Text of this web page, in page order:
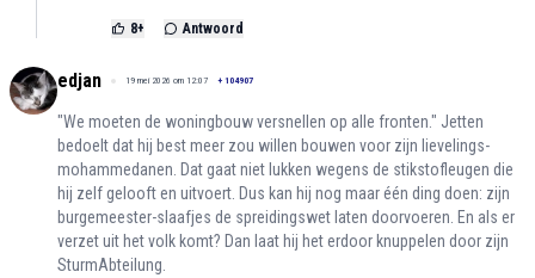
8+ Antwoord
edjan 19 mei 2026 om 12:07 + 104907
"We moeten de woningbouw versnellen op alle fronten." Jetten
bedoelt dat hij best meer zou willen bouwen voor zijn lievelings-
mohammedanen. Dat gaat niet lukken wegens de stikstofleugen die
hij zelf gelooft en uitvoert. Dus kan hij nog maar één ding doen: zijn
burgemeester-slaafjes de spreidingswet laten doorvoeren. En als er
verzet uit het volk komt? Dan laat hij het erdoor knuppelen door zijn
SturmAbteilung.